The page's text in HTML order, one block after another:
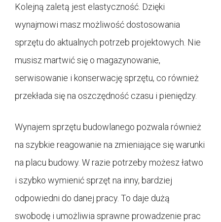
Kolejną zaletą jest elastyczność. Dzięki
wynajmowi masz możliwość dostosowania
sprzętu do aktualnych potrzeb projektowych. Nie
musisz martwić się o magazynowanie,
serwisowanie i konserwację sprzętu, co również
przekłada się na oszczędność czasu i pieniędzy.
Wynajem sprzętu budowlanego pozwala również
na szybkie reagowanie na zmieniające się warunki
na placu budowy. W razie potrzeby możesz łatwo
i szybko wymienić sprzęt na inny, bardziej
odpowiedni do danej pracy. To daje dużą
swobodę i umożliwia sprawne prowadzenie prac